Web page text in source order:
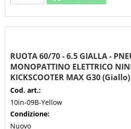
RUOTA 60/70 - 6.5 GIALLA -
MONOPATTINO ELETTRICO
KICKSCOOTER MAX G30 (Giallo)
Cod. art.:
10in-09B-Yellow
Condizione:
Nuovo